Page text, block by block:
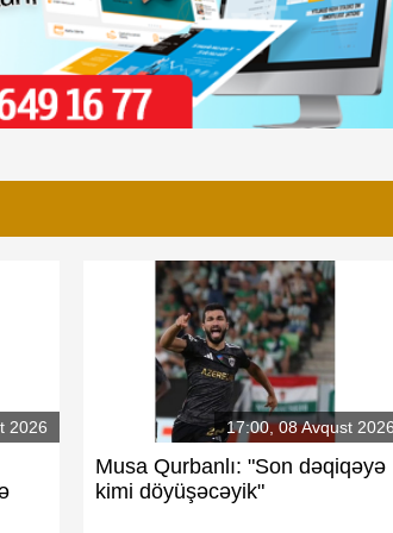
2026 17:00, 08 Avqust 2026
Musa Qurbanlı: "Son dəqiqəyə
kimi döyüşəcəyik"
Rövşən Nəcəf milyonlar verdiyi Santuşun
hörmətsizliyinə göz yumur
"Neftçi"ni məhv edənlər...